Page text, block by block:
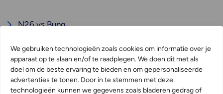
We gebruiken technologieën zoals cookies om informatie over je
apparaat op te slaan en/of te raadplegen. We doen dit met als
doel om de beste ervaring te bieden en om gepersonaliseerde
advertenties te tonen. Door in te stemmen met deze
technologieën kunnen we gegevens zoals bladeren gedrag of
N26 vs Bunq
Wise vs Revolut
Bunq vs ABN Amro
Bunq vs Revolut